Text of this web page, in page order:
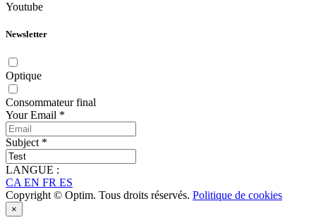
Youtube
Newsletter
Optique
Consommateur final
Your Email *
Subject *
LANGUE :
CA EN FR ES
Copyright © Optim. Tous droits réservés. Politique de cookies
×